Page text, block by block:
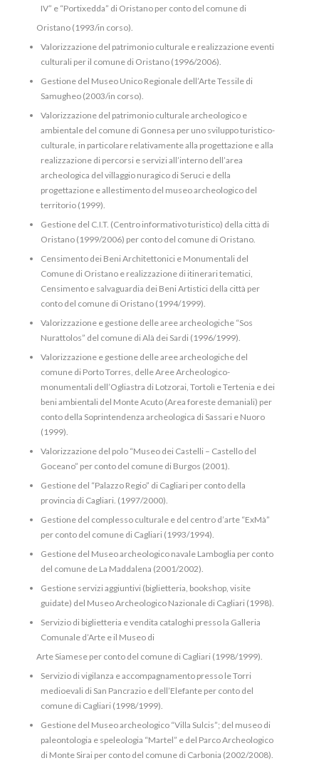
IV” e “Portixedda” di Oristano per conto del comune di
Oristano (1993/in corso).
Valorizzazione del patrimonio culturale e realizzazione eventi
culturali per il comune di Oristano (1996/2006).
Gestione del Museo Unico Regionale dell’Arte Tessile di
Samugheo (2003/in corso).
Valorizzazione del patrimonio culturale archeologico e
ambientale del comune di Gonnesa per uno sviluppo turistico-
culturale, in particolare relativamente alla progettazione e alla
realizzazione di percorsi e servizi all’interno dell’area
archeologica del villaggio nuragico di Seruci e della
progettazione e allestimento del museo archeologico del
territorio (1999).
Gestione del C.I.T. (Centro informativo turistico) della città di
Oristano (1999/2006) per conto del comune di Oristano.
Censimento dei Beni Architettonici e Monumentali del
Comune di Oristano e realizzazione di itinerari tematici,
Censimento e salvaguardia dei Beni Artistici della città per
conto del comune di Oristano (1994/1999).
Valorizzazione e gestione delle aree archeologiche “Sos
Nurattolos” del comune di Alà dei Sardi (1996/1999).
Valorizzazione e gestione delle aree archeologiche del
comune di Porto Torres, delle Aree Archeologico-
monumentali dell’Ogliastra di Lotzorai, Tortolì e Tertenia e dei
beni ambientali del Monte Acuto (Area foreste demaniali) per
conto della Soprintendenza archeologica di Sassari e Nuoro
(1999).
Valorizzazione del polo “Museo dei Castelli – Castello del
Goceano” per conto del comune di Burgos (2001).
Gestione del “Palazzo Regio” di Cagliari per conto della
provincia di Cagliari. (1997/2000).
Gestione del complesso culturale e del centro d’arte “ExMà”
per conto del comune di Cagliari (1993/1994).
Gestione del Museo archeologico navale Lamboglia per conto
del comune de La Maddalena (2001/2002).
Gestione servizi aggiuntivi (biglietteria, bookshop, visite
guidate) del Museo Archeologico Nazionale di Cagliari (1998).
Servizio di biglietteria e vendita cataloghi presso la Galleria
Comunale d’Arte e il Museo di
Arte Siamese per conto del comune di Cagliari (1998/1999).
Servizio di vigilanza e accompagnamento presso le Torri
medioevali di San Pancrazio e dell’Elefante per conto del
comune di Cagliari (1998/1999).
Gestione del Museo archeologico “Villa Sulcis”; del museo di
paleontologia e speleologia “Martel” e del Parco Archeologico
di Monte Sirai per conto del comune di Carbonia (2002/2008).